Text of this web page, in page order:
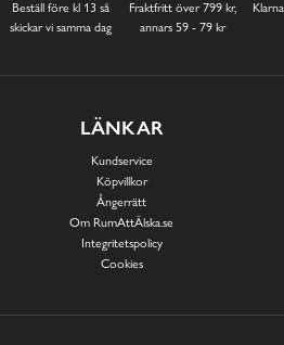
Beställ före kl 13 så
skickar vi samma dag
Fraktfritt över 799 kr,
annars 59 - 79 kr
LÄNKAR
Kundservice
Köpvillkor
Ångerrätt
Om RumAttÄlska.se
Integritetspolicy
Cookies